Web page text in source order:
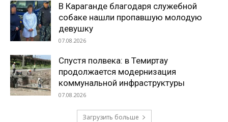
В Караганде благодаря служебной
собаке нашли пропавшую молодую
девушку
07.08.2026
Спустя полвека: в Темиртау
продолжается модернизация
коммунальной инфраструктуры
07.08.2026
Загрузить больше